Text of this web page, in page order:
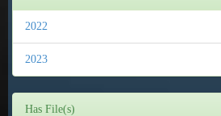
2022
2023
Has File(s)